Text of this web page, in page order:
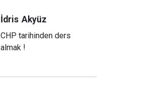
İdris Akyüz
CHP tarihinden ders
almak !